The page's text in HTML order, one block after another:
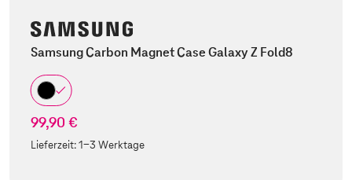
Samsung Carbon Magnet Case Galaxy Z Fold8
99,90 €
Lieferzeit:1-3 Werktage